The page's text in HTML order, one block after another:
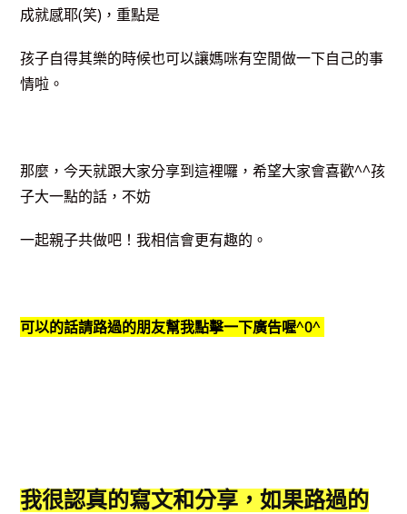
成就感耶(笑)，重點是
孩子自得其樂的時候也可以讓媽咪有空閒做一下自己的事
情啦。
那麼，今天就跟大家分享到這裡囉，希望大家會喜歡^^孩
子大一點的話，不妨
一起親子共做吧！我相信會更有趣的。
可以的話請路過的朋友幫我點擊一下廣告喔^0^
我很認真的寫文和分享，如果路過的